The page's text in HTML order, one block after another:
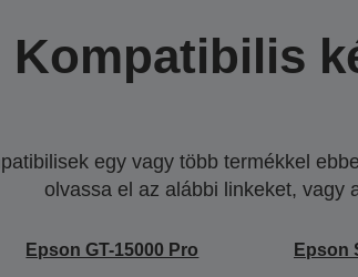
Kompatibilis
egy vagy több termékkel
olvassa el az alábbi linkeket, vagy
Epson GT-15000 Pro Epson